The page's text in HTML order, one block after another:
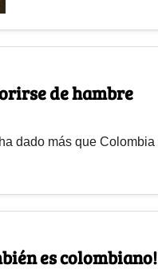
de hambre
dado más que Colombia
es colombiano!